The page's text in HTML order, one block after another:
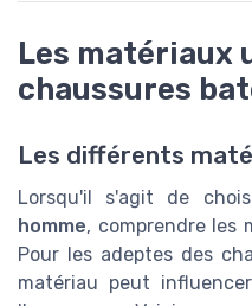
Les matériaux
chaussures
Les différents
Lorsqu'il s'agit de
homme, comprendre les
Pour les adeptes des
matériau peut